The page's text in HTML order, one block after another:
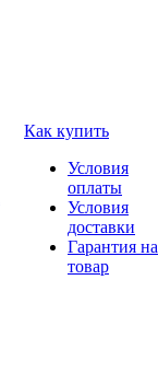
Как купить
Условия
оплаты
Условия
доставки
Гарантия на
товар